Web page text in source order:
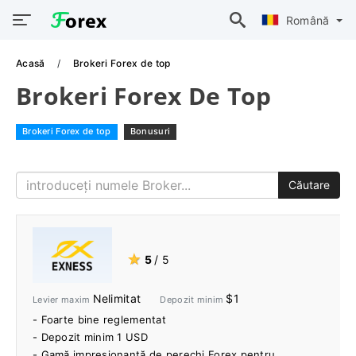
Română
Acasă Brokeri Forex de top
Brokeri Forex De Top
Brokeri Forex de top Bonusuri
Căutare
★ 5 / 5
Levier maxim Nelimitat Depozit minim $1
- Foarte bine reglementat
- Depozit minim 1 USD